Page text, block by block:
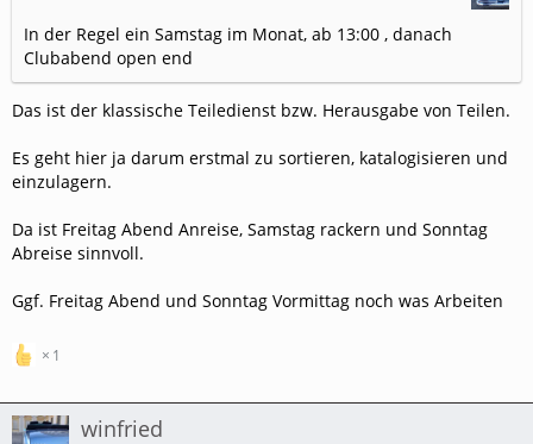
In der Regel ein Samstag im Monat, ab 13:00 , danach
Clubabend open end
Das ist der klassische Teiledienst bzw. Herausgabe von Teilen.
Es geht hier ja darum erstmal zu sortieren, katalogisieren und
einzulagern.
Da ist Freitag Abend Anreise, Samstag rackern und Sonntag
Abreise sinnvoll.
Ggf. Freitag Abend und Sonntag Vormittag noch was Arbeiten
1
winfried